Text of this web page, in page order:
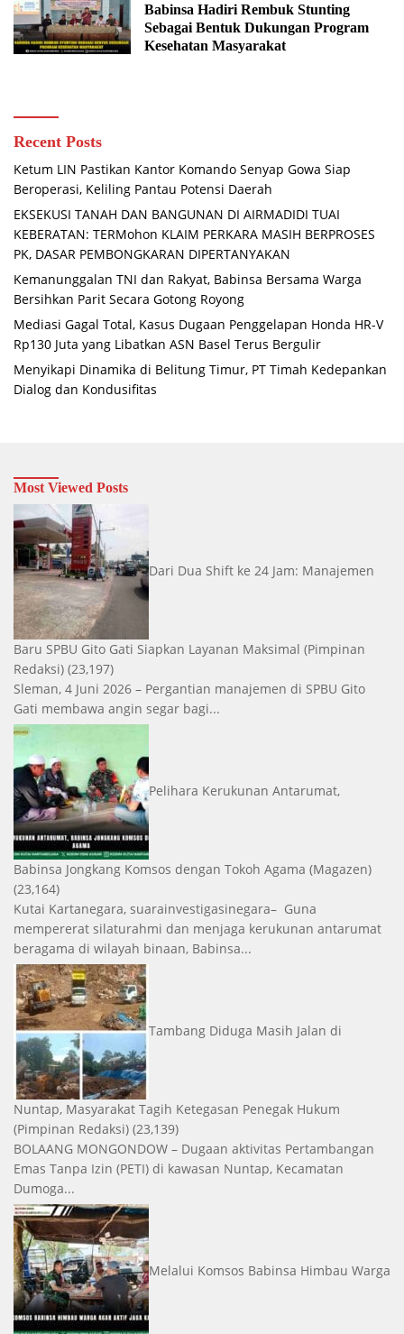
Babinsa Hadiri Rembuk Stunting
Sebagai Bentuk Dukungan Program
Kesehatan Masyarakat
Recent Posts
Ketum LIN Pastikan Kantor Komando Senyap Gowa Siap
Beroperasi, Keliling Pantau Potensi Daerah
EKSEKUSI TANAH DAN BANGUNAN DI AIRMADIDI TUAI
KEBERATAN: TERMohon KLAIM PERKARA MASIH BERPROSES
PK, DASAR PEMBONGKARAN DIPERTANYAKAN
Kemanunggalan TNI dan Rakyat, Babinsa Bersama Warga
Bersihkan Parit Secara Gotong Royong
Mediasi Gagal Total, Kasus Dugaan Penggelapan Honda HR-V
Rp130 Juta yang Libatkan ASN Basel Terus Bergulir
Menyikapi Dinamika di Belitung Timur, PT Timah Kedepankan
Dialog dan Kondusifitas
Most Viewed Posts
Dari Dua Shift ke 24 Jam: Manajemen
Baru SPBU Gito Gati Siapkan Layanan Maksimal (Pimpinan
Redaksi) (23,197)
Sleman, 4 Juni 2026 – Pergantian manajemen di SPBU Gito
Gati membawa angin segar bagi...
Pelihara Kerukunan Antarumat,
Babinsa Jongkang Komsos dengan Tokoh Agama (Magazen)
(23,164)
Kutai Kartanegara, suarainvestigasinegara– Guna
mempererat silaturahmi dan menjaga kerukunan antarumat
beragama di wilayah binaan, Babinsa...
Tambang Diduga Masih Jalan di
Nuntap, Masyarakat Tagih Ketegasan Penegak Hukum
(Pimpinan Redaksi) (23,139)
BOLAANG MONGONDOW – Dugaan aktivitas Pertambangan
Emas Tanpa Izin (PETI) di kawasan Nuntap, Kecamatan
Dumoga...
Melalui Komsos Babinsa Himbau Warga